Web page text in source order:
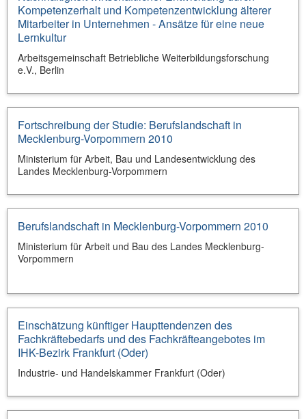
Kompetenzerhalt und Kompetenzentwicklung älterer
Mitarbeiter in Unternehmen - Ansätze für eine neue
Lernkultur
Arbeitsgemeinschaft Betriebliche Weiterbildungsforschung
e.V., Berlin
Fortschreibung der Studie: Berufslandschaft in
Mecklenburg-Vorpommern 2010
Ministerium für Arbeit, Bau und Landesentwicklung des
Landes Mecklenburg-Vorpommern
Berufslandschaft in Mecklenburg-Vorpommern 2010
Ministerium für Arbeit und Bau des Landes Mecklenburg-
Vorpommern
Einschätzung künftiger Haupttendenzen des
Fachkräftebedarfs und des Fachkräfteangebotes im
IHK-Bezirk Frankfurt (Oder)
Industrie- und Handelskammer Frankfurt (Oder)